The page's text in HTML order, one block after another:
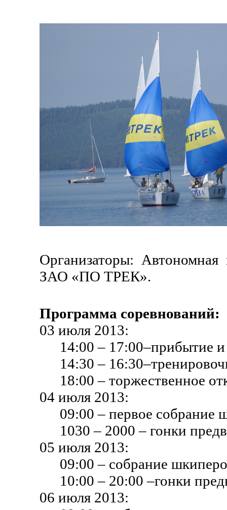
Организаторы: Автономная
ЗАО «ПО ТРЕК».
Программа соревнований:
03 июля 2013:
14:00 – 17:00–прибытие и
14:30 –
18:00 – торжественное
04 июля 2013:
09:00 – первое собрание
1030 – 2000 – гонки
05 июля 2013:
09:00 – собрание
10:00 – 20:00 –гонки
06 июля 2013: